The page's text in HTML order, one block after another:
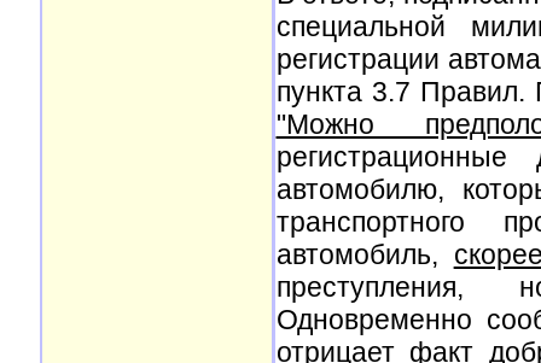
специальной
регистрации
пункта 3.7
"Можно
автомобилю,
транспортного
автомобиль,
преступления,
Одновременно
отрицает факт